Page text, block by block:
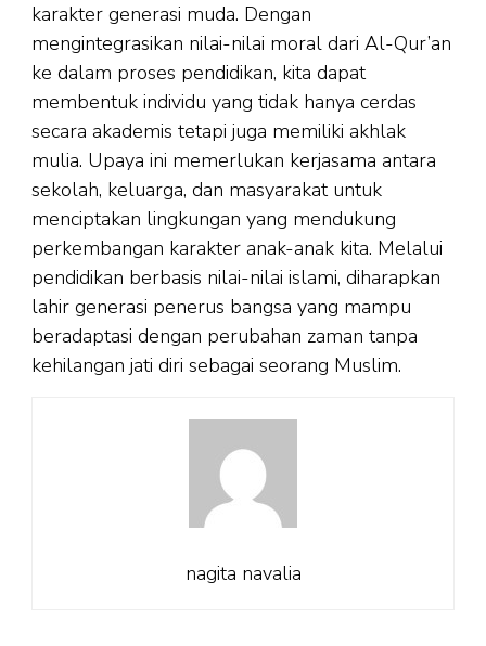
karakter generasi muda. Dengan
mengintegrasikan nilai-nilai moral dari Al-Qur’an
ke dalam proses pendidikan, kita dapat
membentuk individu yang tidak hanya cerdas
secara akademis tetapi juga memiliki akhlak
mulia. Upaya ini memerlukan kerjasama antara
sekolah, keluarga, dan masyarakat untuk
menciptakan lingkungan yang mendukung
perkembangan karakter anak-anak kita. Melalui
pendidikan berbasis nilai-nilai islami, diharapkan
lahir generasi penerus bangsa yang mampu
beradaptasi dengan perubahan zaman tanpa
kehilangan jati diri sebagai seorang Muslim.
nagita navalia